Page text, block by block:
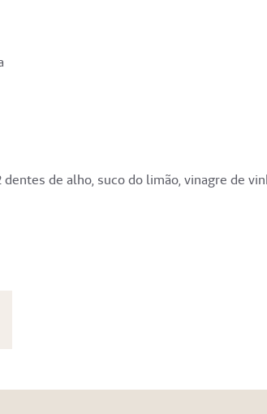
dentes de alho, suco do limão, vinagre de